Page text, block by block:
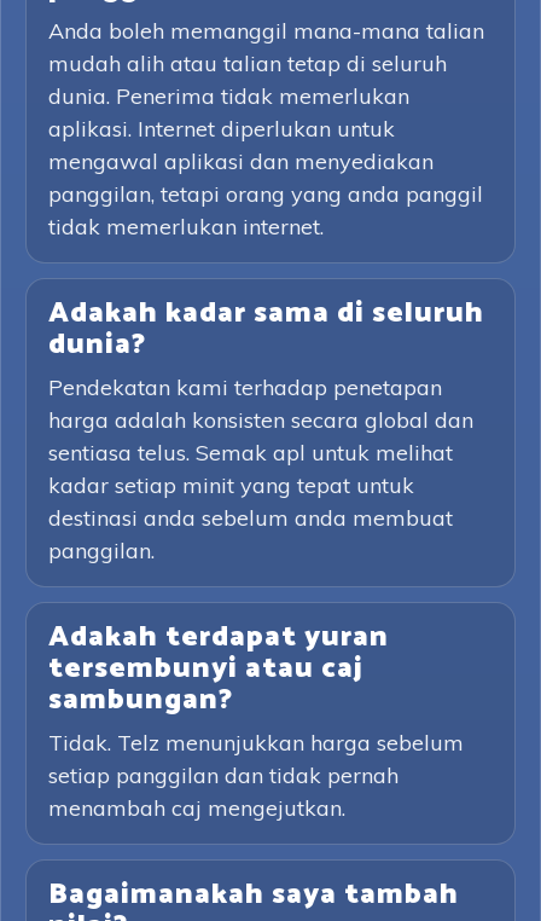
Anda boleh memanggil mana-mana talian
mudah alih atau talian tetap di seluruh
dunia. Penerima tidak memerlukan
aplikasi. Internet diperlukan untuk
mengawal aplikasi dan menyediakan
panggilan, tetapi orang yang anda panggil
tidak memerlukan internet.
Adakah kadar sama di seluruh
dunia?
Pendekatan kami terhadap penetapan
harga adalah konsisten secara global dan
sentiasa telus. Semak apl untuk melihat
kadar setiap minit yang tepat untuk
destinasi anda sebelum anda membuat
panggilan.
Adakah terdapat yuran
tersembunyi atau caj
sambungan?
Tidak. Telz menunjukkan harga sebelum
setiap panggilan dan tidak pernah
menambah caj mengejutkan.
Bagaimanakah saya tambah